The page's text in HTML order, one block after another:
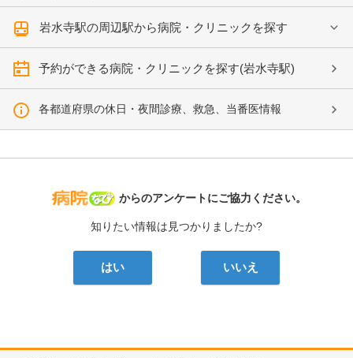
岩水寺駅の周辺駅から病院・クリニックを探す
予約ができる病院・クリニックを探す(岩水寺駅)
各都道府県の休日・夜間診療、救急、当番医情報
病院なび
からのアンケートにご協力ください。
知りたい情報は見つかりましたか?
はい いいえ